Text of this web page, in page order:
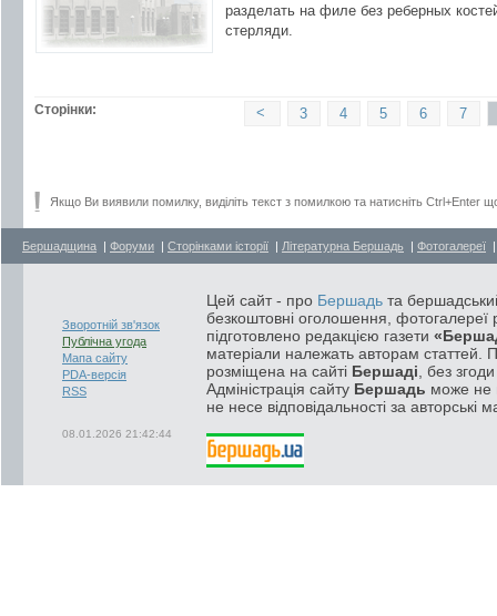
разделать на филе без реберных
стерляди.
Сторінки: 7
6
5
4
3
<
Якщо Ви виявили помилку, виділіть текст з помилкою та натисніть Ctrl+Enter
Бершадщина | Форуми | Сторінками історії | Літературна Бершадь | Фотогалереї
Зворотній зв'язок
Публічна угода
Мапа сайту
PDA-версія
RSS
08.01.2026 21:42:44
Цей сайт - про Бершадь та
безкоштовні оголошення, фотогалереї
підготовлено редакцією газети
матеріали належать авторам статтей.
розміщена на сайті Бершаді , без
Адміністрація сайту Бершадь може не
не несе відповідальності за авторські